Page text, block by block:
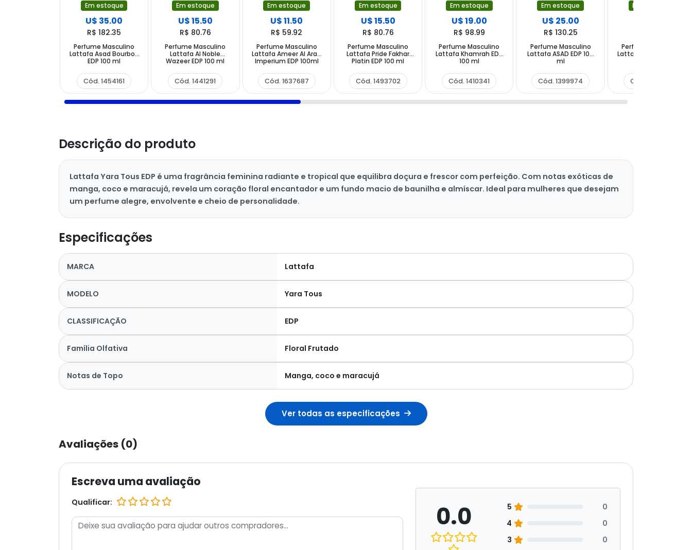
Em estoque
U$ 35.00
R$ 182.35
Perfume Masculino
Lattafa Asad Bourbon
EDP 100 ml
Cód. 1454161
Em estoque
U$ 15.50
R$ 80.76
Perfume Masculino
Lattafa Al Noble
Wazeer EDP 100 ml
Cód. 1441291
Em estoque
U$ 11.50
R$ 59.92
Perfume Masculino
Lattafa Ameer Al Arab
Imperium EDP 100ml
Cód. 1637687
Em estoque
U$ 15.50
R$ 80.76
Perfume Masculino
Lattafa Pride Fakhar
Platin EDP 100 ml
Cód. 1493702
Em estoque
U$ 19.00
R$ 98.99
Perfume Masculino
Lattafa Khamrah EDP
100 ml
Cód. 1410341
Em estoque
U$ 25.00
R$ 130.25
Perfume Masculino
Lattafa ASAD EDP 100
ml
Cód. 1399974
Em estoque
Perfume Masculino
Lattafa ASAD Elixir EDP
Cód. 1541298
Descrição do produto
Lattafa Yara Tous EDP é uma fragrância feminina radiante e tropical que equilibra doçura e frescor com perfeição. Com notas exóticas de
manga, coco e maracujá, revela um coração floral encantador e um fundo macio de baunilha e almíscar. Ideal para mulheres que desejam
um perfume alegre, envolvente e cheio de personalidade.
Especificações
MARCA Lattafa
MODELO Yara Tous
CLASSIFICAÇÃO EDP
Família Olfativa Floral Frutado
Notas de Topo Manga, coco e maracujá
Ver todas as especificações
Avaliações (0)
Escreva uma avaliação
Qualificar: 0.0 5
0
4
0
3
0